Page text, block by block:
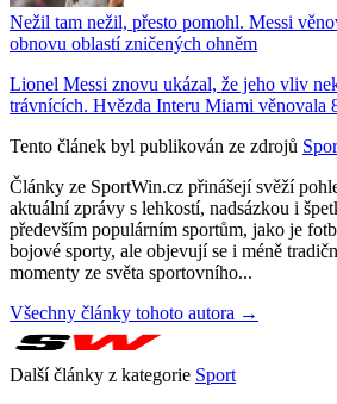
Nežil tam nežil, přesto pomohl. Messi
obnovu oblastí zničených ohněm
Lionel Messi znovu ukázal, že jeho vliv
trávnících. Hvězda Interu Miami věnovala
Tento článek byl publikován ze zdrojů
Články ze SportWin.cz přinášejí svěží
aktuální zprávy s lehkostí, nadsázkou i
především populárním sportům, jako je
bojové sporty, ale objevují se i méně
momenty ze světa sportovního...
Všechny články tohoto autora →
Další články z kategorie Sport